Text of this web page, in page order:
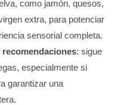
como jamón, quesos,
extra, para potenciar
sensorial completa.
recomendaciones: sigue
especialmente si
garantizar una